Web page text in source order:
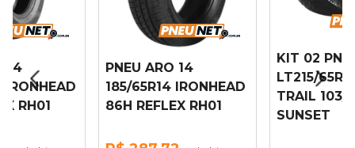
14
IRONHEAD
RH01
PNEU ARO 14
185/65R14 IRONHEAD
86H REFLEX RH01
KIT 02
LT215/
TRAIL 103/
SUNSET